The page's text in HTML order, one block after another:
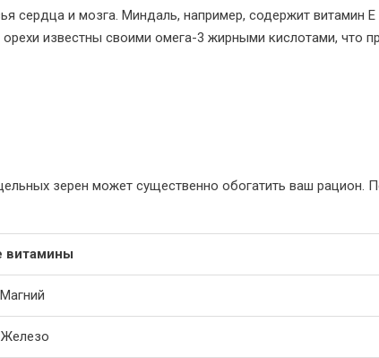
сердца и мозга. Миндаль, например, содержит витамин Е
известны своими омега-3 жирными кислотами, что
зерен может существенно обогатить ваш рацион.
витамины
Железо